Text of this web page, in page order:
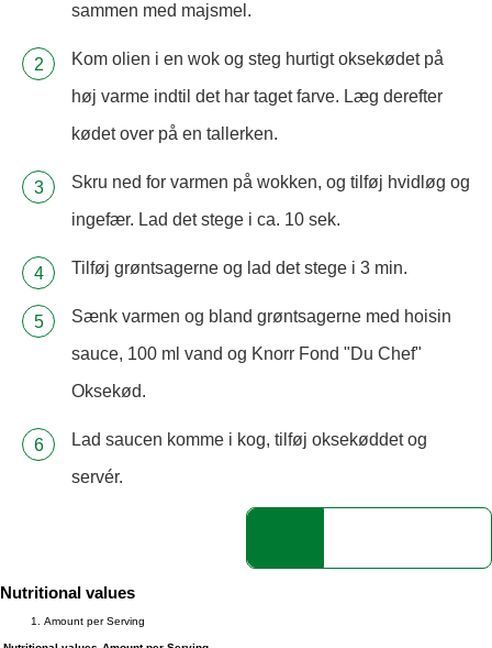
sammen med majsmel.
Kom olien i en wok og steg hurtigt oksekødet på
høj varme indtil det har taget farve. Læg derefter
kødet over på en tallerken.
Skru ned for varmen på wokken, og tilføj hvidløg og
ingefær. Lad det stege i ca. 10 sek.
Tilføj grøntsagerne og lad det stege i 3 min.
Sænk varmen og bland grøntsagerne med hoisin
sauce, 100 ml vand og Knorr Fond "Du Chef"
Oksekød.
Lad saucen komme i kog, tilføj oksekøddet og
servér.
Nutritional values
Amount per Serving